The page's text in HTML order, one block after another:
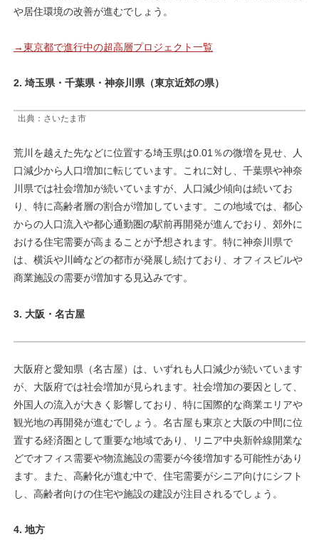
や居住環境の改善が進むでしょう。
→東京都で進行中の超高層プロジェクト一覧
2. 埼玉県・千葉県・神奈川県（東京近郊の県）
出典：さいたま市
荒川を越えた先などに位置する埼玉県は0.01％の微増を見せ、人
口減少から人口増加に転じています。これに対し、千葉県や神奈
川県では社会増加が続いていますが、人口減少傾向は続いてお
り、特に高齢者層の割合が増加しています。この地域では、都心
からの人口流入や都心通勤圏の駅前再開発が進んでおり、郊外に
おける住宅需要が高まることが予想されます。特に神奈川県で
は、横浜や川崎などの都市が発展し続けており、オフィスビルや
商業施設の需要が増加する見込みです。
3. 大阪・名古屋
大阪府と愛知県（名古屋）は、いずれも人口減少が続いています
が、大阪府では社会増加が見られます。社会増加の要因として、
外国人の流入が大きく影響しており、特に国際的な商業エリアや
観光地の再開発が進むでしょう。名古屋も東京と大阪の中間に位
置する経済圏として重要な地域であり、リニア中央新幹線開業な
どでオフィス需要や物流施設の需要が今後増加する可能性があり
ます。また、高齢化が進む中で、住宅需要がシニア向けにシフト
し、高齢者向けの住宅や施設の建設が注目されるでしょう。
4. 地方